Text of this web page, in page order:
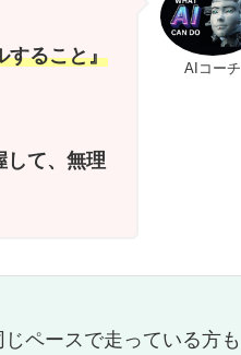
AIコーチ
すること』
して、無理
ペースで走っている方も